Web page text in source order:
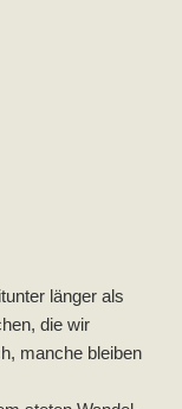
länger als
die wir
manche bleiben